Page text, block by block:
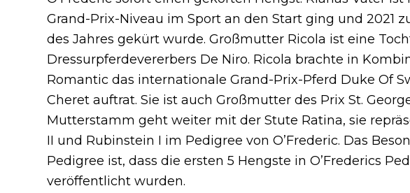
Grand-Prix-Niveau im Sport an den Start ging und 2021
des Jahres gekürt wurde. Großmutter Ricola ist eine
Dressurpferdevererbers De Niro. Ricola brachte in
Romantic das internationale Grand-Prix-Pferd Duke Of
Cheret auftrat. Sie ist auch Großmutter des Prix St.
Mutterstamm geht weiter mit der Stute Ratina, sie
II und Rubinstein I im Pedigree von O’Frederic. Das
Pedigree ist, dass die ersten 5 Hengste in O’Frederics
veröffentlicht wurden.